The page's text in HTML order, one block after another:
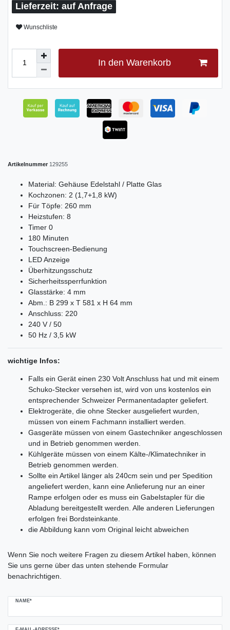
auf Anfrage
Wunschliste
In den Warenkorb
Artikelnummer 129255
Material: Gehäuse Edelstahl / Platte Glas
Kochzonen: 2 (1,7+1,8 kW)
Für Töpfe: 260 mm
Heizstufen: 8
Timer 0
180 Minuten
Touchscreen-Bedienung
LED Anzeige
Überhitzungsschutz
Sicherheitssperrfunktion
Glasstärke: 4 mm
Abm.: B 299 x T 581 x H 64 mm
Anschluss: 220
240 V / 50
50 Hz / 3,5 kW
wichtige Infos:
Falls ein Gerät einen 230 Volt Anschluss hat und mit einem
Schuko-Stecker versehen ist, wird von uns kostenlos ein
entsprechender Schweizer Permanentadapter geliefert.
Elektrogeräte, die ohne Stecker ausgeliefert wurden,
müssen von einem Fachmann installiert werden.
Gasgeräte müssen von einem Gastechniker angeschlossen
und in Betrieb genommen werden.
Kühlgeräte müssen von einem Kälte-/Klimatechniker in
Betrieb genommen werden.
Sollte ein Artikel länger als 240cm sein und per Spedition
angeliefert werden, kann eine Anlieferung nur an einer
Rampe erfolgen oder es muss ein Gabelstapler für die
Abladung bereitgestellt werden. Alle anderen Lieferungen
erfolgen frei Bordsteinkante.
die Abbildung kann vom Original leicht abweichen
Wenn Sie noch weitere Fragen zu diesem Artikel haben, können
Sie uns gerne über das unten stehende Formular
benachrichtigen.
NAME*